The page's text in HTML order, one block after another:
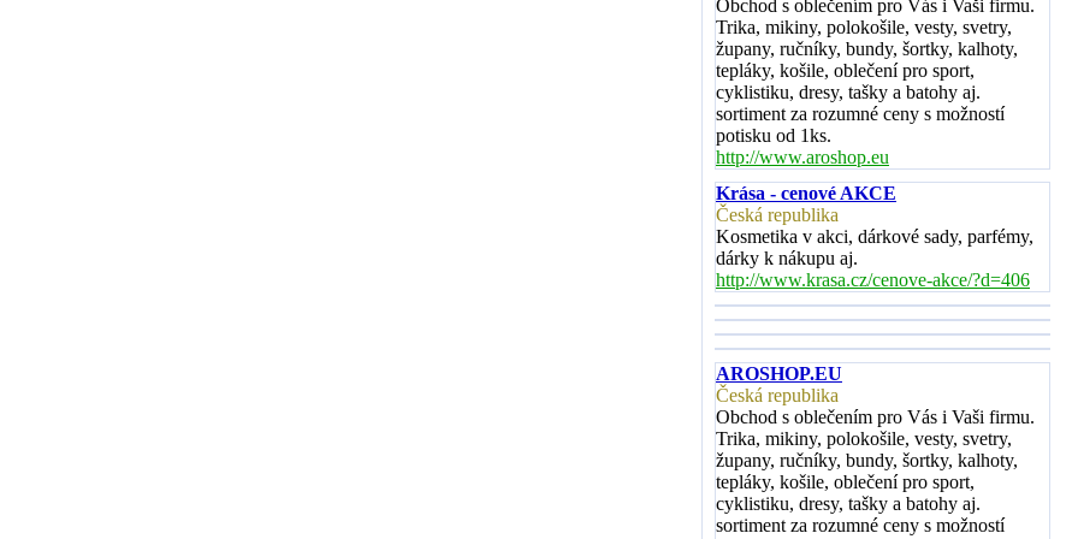
Obchod s oblečením pro Vás i Vaši firmu.
Trika, mikiny, polokošile, vesty, svetry,
župany, ručníky, bundy, šortky, kalhoty,
tepláky, košile, oblečení pro sport,
cyklistiku, dresy, tašky a batohy aj.
sortiment za rozumné ceny s možností
potisku od 1ks.
http://www.aroshop.eu
Krása - cenové AKCE
Česká republika
Kosmetika v akci, dárkové sady, parfémy,
dárky k nákupu aj.
http://www.krasa.cz/cenove-akce/?d=406
AROSHOP.EU
Česká republika
Obchod s oblečením pro Vás i Vaši firmu.
Trika, mikiny, polokošile, vesty, svetry,
župany, ručníky, bundy, šortky, kalhoty,
tepláky, košile, oblečení pro sport,
cyklistiku, dresy, tašky a batohy aj.
sortiment za rozumné ceny s možností